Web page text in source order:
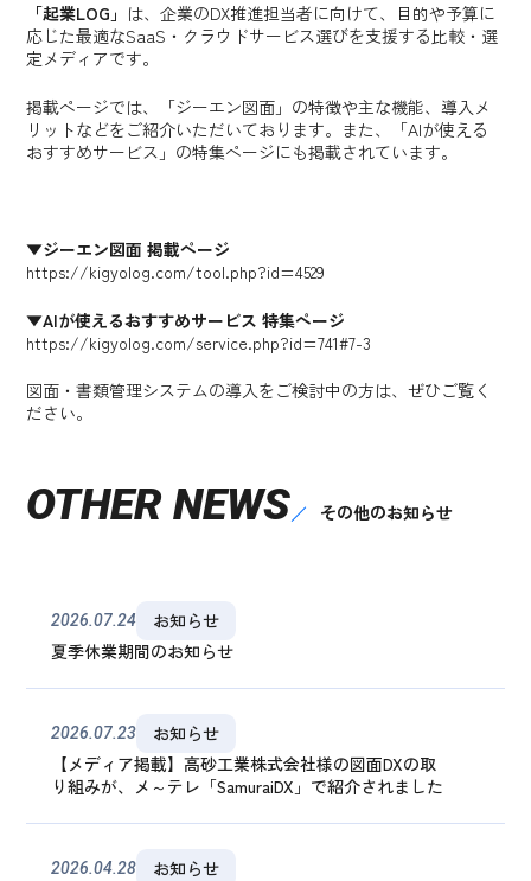
「起業LOG」 は、企業のDX推進担当者に向けて、目的や予算に
応じた最適なSaaS・クラウドサービス選びを支援する比較・選
定メディアです。
掲載ページでは、「ジーエン図面」の特徴や主な機能、導入メ
リットなどをご紹介いただいております。また、「AIが使える
おすすめサービス」の特集ページにも掲載されています。
▼ジーエン図面 掲載ページ
https://kigyolog.com/tool.php?id=4529
▼AIが使えるおすすめサービス 特集ページ
https://kigyolog.com/service.php?id=741#7-3
図面・書類管理システムの導入をご検討中の方は、ぜひご覧く
ださい。
OTHER NEWS その他のお知らせ
2026.07.24
お知らせ
夏季休業期間のお知らせ
2026.07.23
お知らせ
【メディア掲載】高砂工業株式会社様の図面DXの取
り組みが、メ～テレ「SamuraiDX」で紹介されました
2026.04.28
お知らせ